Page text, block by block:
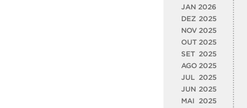
JAN 2026
DEZ 2025
NOV 2025
OUT 2025
SET 2025
AGO 2025
JUL
2025
JUN 2025
MAI
2025